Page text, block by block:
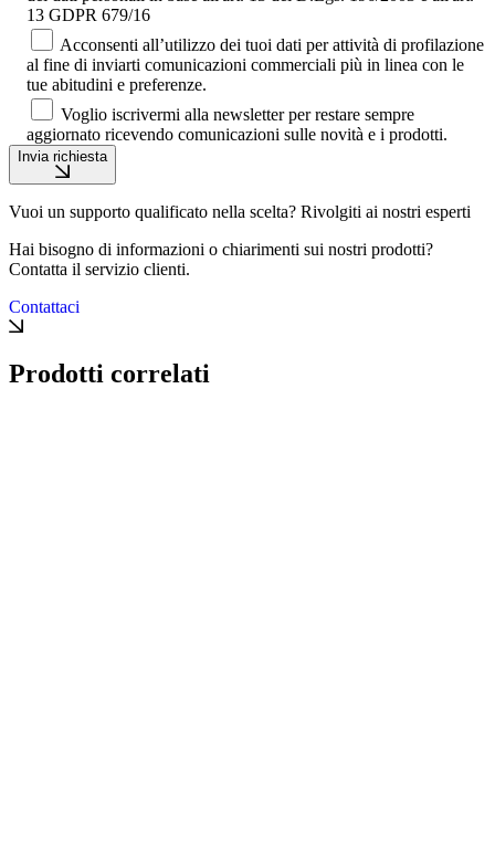
13 GDPR 679/16
Acconsenti all’utilizzo dei tuoi dati per attività di profilazione
al fine di inviarti comunicazioni commerciali più in linea con le
tue abitudini e preferenze.
Voglio iscrivermi alla newsletter per restare sempre
aggiornato ricevendo comunicazioni sulle novità e i prodotti.
Invia richiesta
Vuoi un supporto qualificato nella scelta? Rivolgiti ai nostri esperti
Hai bisogno di informazioni o chiarimenti sui nostri prodotti?
Contatta il servizio clienti.
Contattaci
Prodotti correlati